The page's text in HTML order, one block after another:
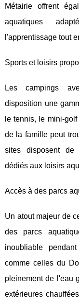
Métairie offrent
aquatiques
l'apprentissage tout
Sports et loisirs
Les campings
disposition une
le tennis, le mini-
de la famille peut
sites disposent de
dédiés aux loisirs
Accès à des parcs
Un atout majeur de
des parcs
inoubliable
comme celles du
pleinement de l'eau
extérieures